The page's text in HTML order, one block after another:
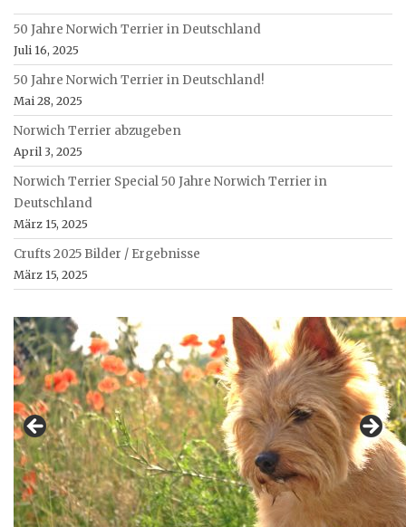
50 Jahre Norwich Terrier in Deutschland
Juli 16, 2025
50 Jahre Norwich Terrier in Deutschland!
Mai 28, 2025
Norwich Terrier abzugeben
April 3, 2025
Norwich Terrier Special 50 Jahre Norwich Terrier in
Deutschland
März 15, 2025
Crufts 2025 Bilder / Ergebnisse
März 15, 2025